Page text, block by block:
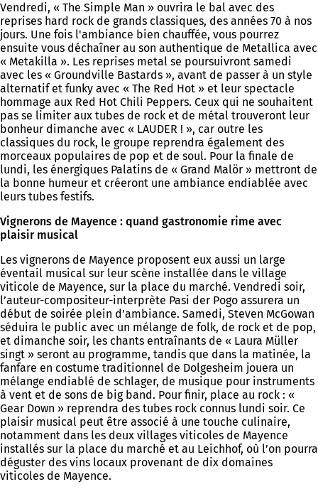
Vendredi, « The Simple Man » ouvrira le bal avec des
reprises hard rock de grands classiques, des années 70 à nos
jours. Une fois l'ambiance bien chauffée, vous pourrez
ensuite vous déchaîner au son authentique de Metallica avec
« Metakilla ». Les reprises metal se poursuivront samedi
avec les « Groundville Bastards », avant de passer à un style
alternatif et funky avec « The Red Hot » et leur spectacle
hommage aux Red Hot Chili Peppers. Ceux qui ne souhaitent
pas se limiter aux tubes de rock et de métal trouveront leur
bonheur dimanche avec « LAUDER ! », car outre les
classiques du rock, le groupe reprendra également des
morceaux populaires de pop et de soul. Pour la finale de
lundi, les énergiques Palatins de « Grand Malör » mettront de
la bonne humeur et créeront une ambiance endiablée avec
leurs tubes festifs.
Vignerons de Mayence : quand gastronomie rime avec
plaisir musical
Les vignerons de Mayence proposent eux aussi un large
éventail musical sur leur scène installée dans le village
viticole de Mayence, sur la place du marché. Vendredi soir,
l’auteur-compositeur-interprète Pasi der Pogo assurera un
début de soirée plein d’ambiance. Samedi, Steven McGowan
séduira le public avec un mélange de folk, de rock et de pop,
et dimanche soir, les chants entraînants de « Laura Müller
singt » seront au programme, tandis que dans la matinée, la
fanfare en costume traditionnel de Dolgesheim jouera un
mélange endiablé de schlager, de musique pour instruments
à vent et de sons de big band. Pour finir, place au rock : «
Gear Down » reprendra des tubes rock connus lundi soir. Ce
plaisir musical peut être associé à une touche culinaire,
notamment dans les deux villages viticoles de Mayence
installés sur la place du marché et au Leichhof, où l’on pourra
déguster des vins locaux provenant de dix domaines
viticoles de Mayence.